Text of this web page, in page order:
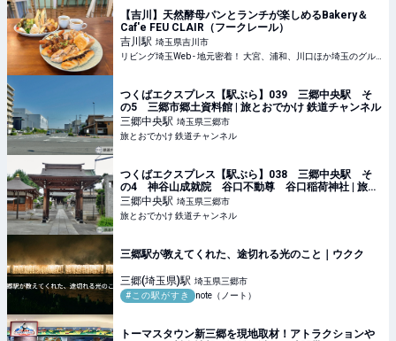
【吉川】天然酵母パンとランチが楽しめるBakery＆
Caf'e FEU CLAIR（フークレール）
吉川駅 埼玉県吉川市
つくばエクスプレス【駅ぶら】039 三郷中央駅 そ
の5 三郷市郷土資料館 | 旅とおでかけ 鉄道チャンネル
三郷中央駅 埼玉県三郷市
旅とおでかけ 鉄道チャンネル
つくばエクスプレス【駅ぶら】038 三郷中央駅 そ
の4 神谷山成就院 谷口不動尊 谷口稲荷神社 | 旅と
おでかけ 鉄道チャンネル
三郷中央駅 埼玉県三郷市
旅とおでかけ 鉄道チャンネル
三郷駅が教えてくれた、途切れる光のこと｜ウクク
三郷(埼玉県)駅 埼玉県三郷市
#この駅がすき
note（ノート）
トーマスタウン新三郷を現地取材！アトラクションや